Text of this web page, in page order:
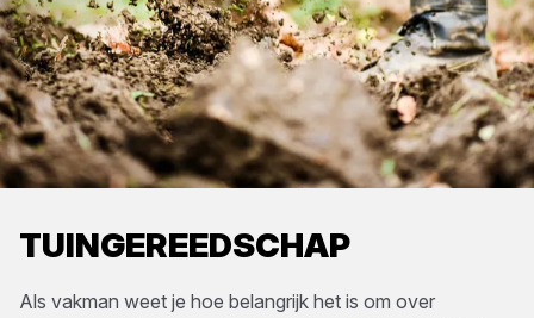
TUINGEREEDSCHAP
Als vakman weet je hoe belangrijk het is om over